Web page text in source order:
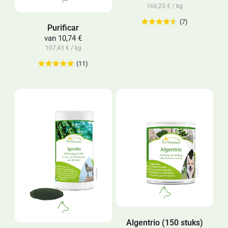
Purificar
van 10,74 €
107,43 € / kg
(11)
166,23 € / kg
(7)
Algentrio (150 stuks)